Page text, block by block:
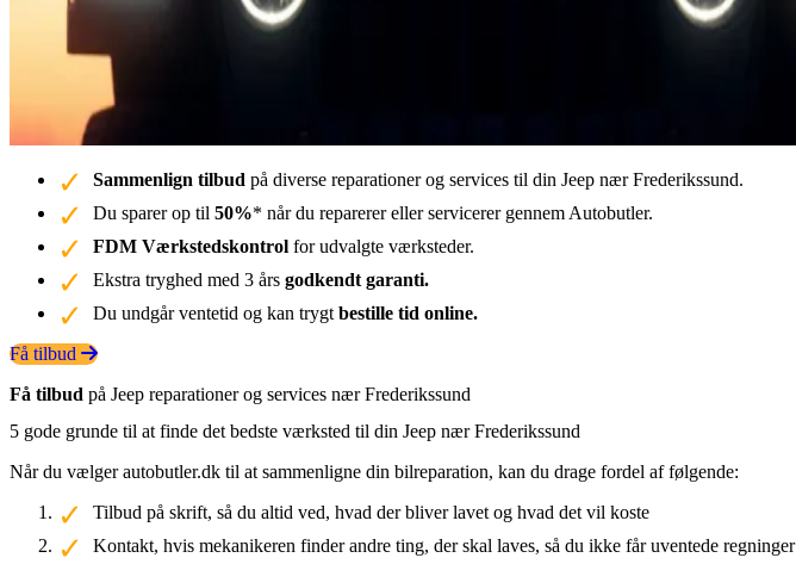
Sammenlign tilbud på diverse reparationer og services til din Jeep nær Frederikssund.
Du sparer op til 50%* når du reparerer eller servicerer gennem Autobutler.
FDM Værkstedskontrol for udvalgte værksteder.
Ekstra tryghed med 3 års godkendt garanti.
Du undgår ventetid og kan trygt bestille tid online.
Få tilbud
Få tilbud på Jeep reparationer og services nær Frederikssund
5 gode grunde til at finde det bedste værksted til din Jeep nær Frederikssund
Når du vælger autobutler.dk til at sammenligne din bilreparation, kan du drage fordel af følgende:
Tilbud på skrift, så du altid ved, hvad der bliver lavet og hvad det vil koste
Kontakt, hvis mekanikeren finder andre ting, der skal laves, så du ikke får uventede regninger